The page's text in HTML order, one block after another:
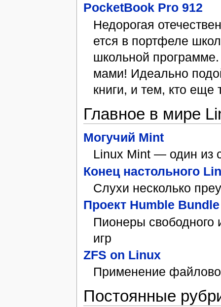
PocketBook Pro 912
Не­до­ро­гая
ет­ся в порт­фе­ле
школь­ной
ма­ми! Иде­аль­но
книги, и тем, кто еще
Главное в мире
Могучий Mint
Linux Mint — один из
Конец настольного
Слухи несколько
Проект Humble
Пионеры свободного
игр
ZFS on Linux
Применение
Постоянные